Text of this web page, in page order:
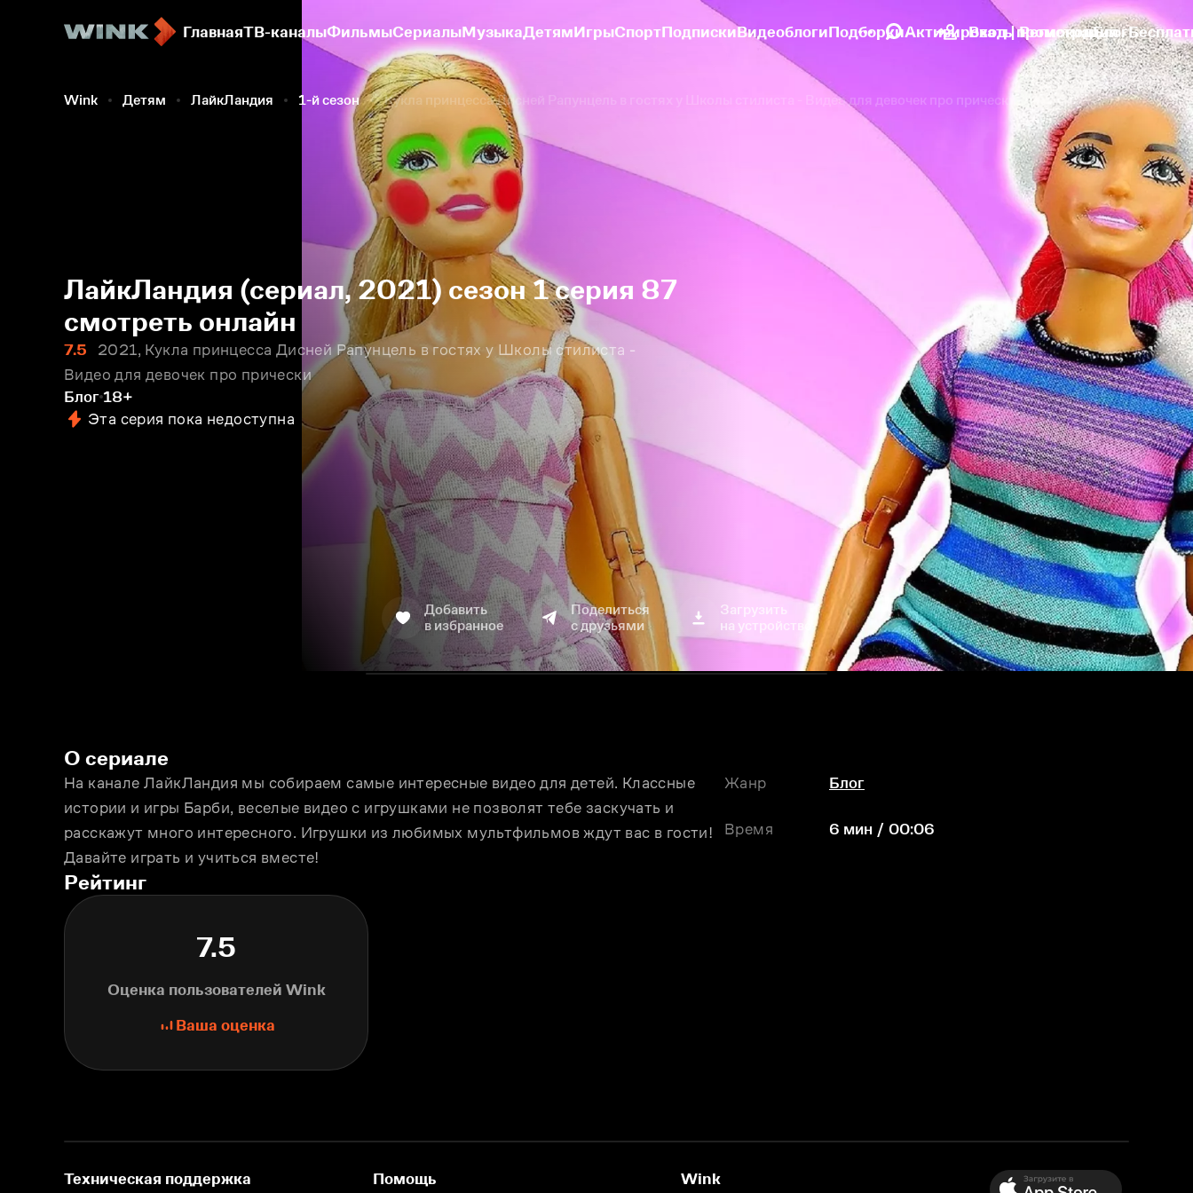
ГлавнаяТВ-каналыФильмыСериалыМузыкаДетямИгрыСпортПодпискиВидеоблогиПодборкиАктивировать промокодБлог
Вход | Регистрация
Wink Детям ЛайкЛандия 1-й сезон Кукла принцесса Дисней Рапунцель в гостях у Школы стилиста - Видео для девочек про прически
ЛайкЛандия (сериал, 2021) сезон 1 серия 87
смотреть онлайн
7.5
2021, Кукла принцесса Дисней Рапунцель в гостях у Школы стилиста -
Видео для девочек про прически
Блог 18+
Эта серия пока недоступна
Добавить
в избранное
Поделиться
с друзьями
Загрузить
на устройство
О сериале
На канале ЛайкЛандия мы собираем самые интересные видео для детей. Классные
истории и игры Барби, веселые видео с игрушками не позволят тебе заскучать и
расскажут много интересного. Игрушки из любимых мультфильмов ждут вас в гости!
Давайте играть и учиться вместе!
Жанр Блог
Время 6 мин / 00:06
Рейтинг
7.5
Оценка пользователей Wink
Ваша оценка
Техническая поддержка Помощь Wink